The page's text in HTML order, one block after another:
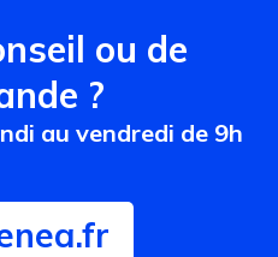
ou de
?
au vendredi de 9h